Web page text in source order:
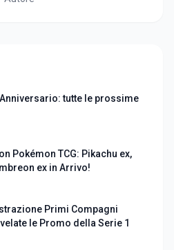
tutte le prossime
Pokémon TCG: Pikachu ex,
ex in Arrivo!
Primi Compagni
le Promo della Serie 1